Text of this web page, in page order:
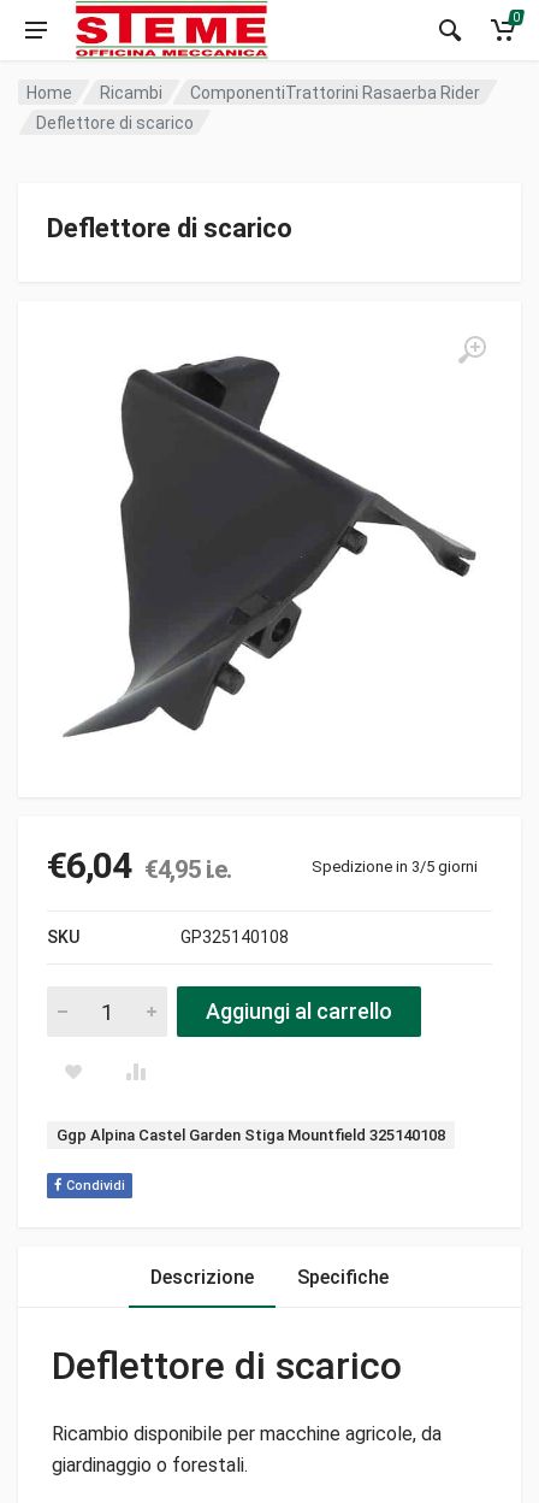
0
Home Ricambi
ComponentiTrattorini Rasaerba Rider
Deflettore di scarico
Deflettore di scarico
€6,04 €4,95i.e. Spedizione in 3/5 giorni
SKU GP325140108
Deflettore di scarico pezziAggiungi al carrello
Tag:
Ggp Alpina Castel Garden Stiga Mountfield 325140108
Condividi
Descrizione Specifiche
Deflettore di scarico
Ricambio disponibile per macchine agricole, da
giardinaggio o forestali.